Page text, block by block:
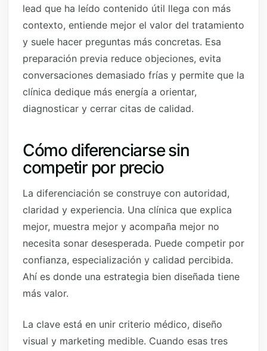
lead que ha leído contenido útil llega con más
contexto, entiende mejor el valor del tratamiento
y suele hacer preguntas más concretas. Esa
preparación previa reduce objeciones, evita
conversaciones demasiado frías y permite que la
clínica dedique más energía a orientar,
diagnosticar y cerrar citas de calidad.
Cómo diferenciarse sin
competir por precio
La diferenciación se construye con autoridad,
claridad y experiencia. Una clínica que explica
mejor, muestra mejor y acompaña mejor no
necesita sonar desesperada. Puede competir por
confianza, especialización y calidad percibida.
Ahí es donde una estrategia bien diseñada tiene
más valor.
La clave está en unir criterio médico, diseño
visual y marketing medible. Cuando esas tres